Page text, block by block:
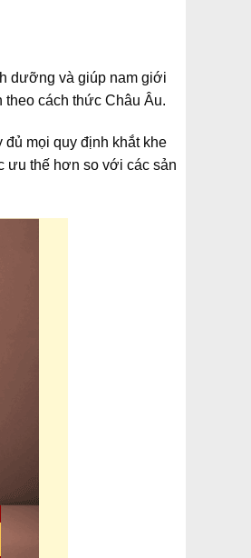
dưỡng và giúp nam giới
cách thức Châu Âu.
mọi quy định khắt khe
ưu thế hơn so với các sản